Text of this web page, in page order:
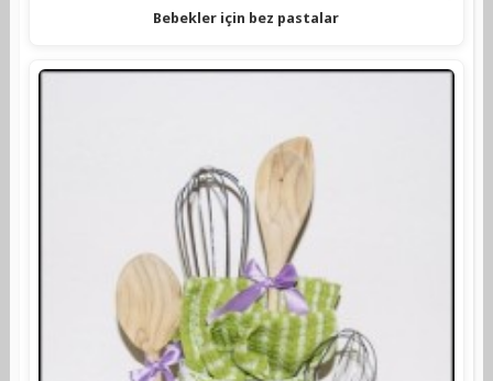
Bebekler için bez pastalar